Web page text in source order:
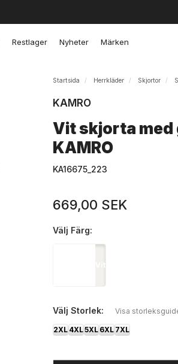
Restlager Nyheter Märken
Startsida Herrkläder Skjortor
KAMRO
Vit skjorta
KAMRO
KA16675_223
669,00 SEK
Välj Färg:
Vit
Välj Storlek: Visa
2XL 4XL5XL 6XL 7XL